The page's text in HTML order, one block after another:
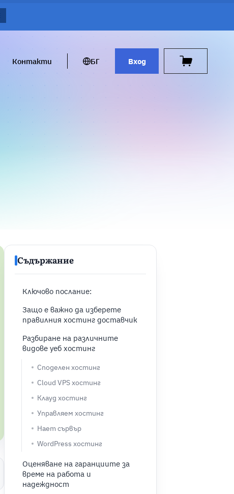
Контакти БГ Вход
Съдържание
Ключово послание:
Защо е важно да изберете
правилния хостинг доставчик
Разбиране на различните
видове уеб хостинг
Споделен хостинг
Cloud VPS хостинг
Клауд хостинг
Управляем хостинг
Нает сървър
WordPress хостинг
Оценяване на гаранциите за
време на работа и
надеждност